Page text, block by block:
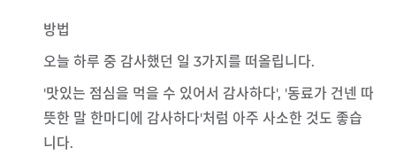
방법
오늘 하루 중 감사했던 일 3가지를 떠올립니다.
'맛있는 점심을 먹을 수 있어서 감사하다', '동료가 건넨 따
뜻한 말 한마디에 감사하다'처럼 아주 사소한 것도 좋습
니다.